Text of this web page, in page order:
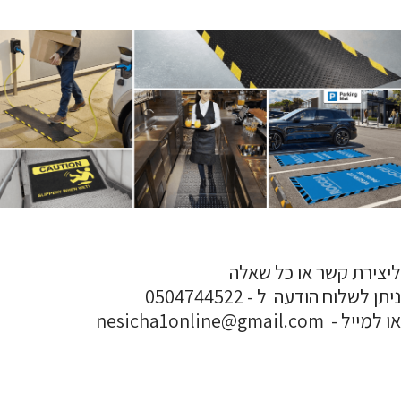
ליצירת קשר או כל שאלה
ניתן לשלוח הודעה ל - 0504744522
או למייל - nesicha1online@gmail.com